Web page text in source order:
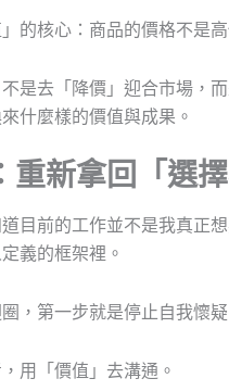
的核心：商品的價格不是
是去「降價」迎合市場，
什麼樣的價值與成果。
重新拿回「選擇
目前的工作並不是我真正
義的框架裡。
，第一步就是停止自我懷
用「價值」去溝通。